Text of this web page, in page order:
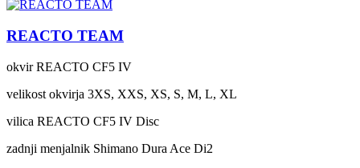
REACTO TEAM
okvir REACTO CF5 IV
velikost okvirja 3XS, XXS, XS, S, M, L, XL
vilica REACTO CF5 IV Disc
zadnji menjalnik Shimano Dura Ace Di2